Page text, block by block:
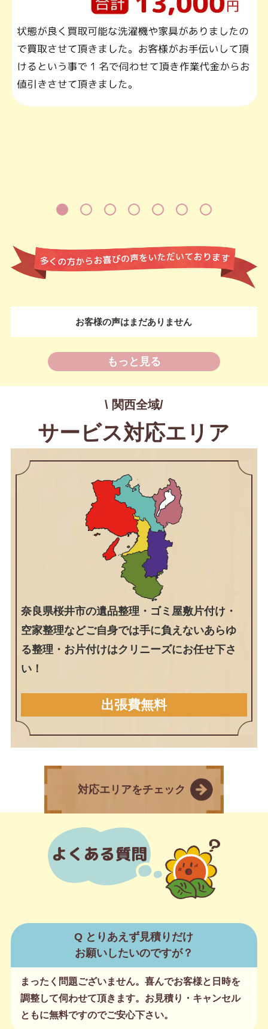
お客様の声はまだありません
もっと見る
\ 関西全域/
サービス対応エリア
奈良県桜井市の遺品整理・ゴミ屋敷片付け・
空家整理などご自身では手に負えないあらゆ
る整理・お片付けはクリニーズにお任せ下さ
い！
出張費無料
対応エリアをチェック
Q とりあえず見積りだけ
お願いしたいのですが？
まったく問題ございません。喜んでお客様と日時を
調整して伺わせて頂きます。お見積り・キャンセル
ともに無料ですのでご安心下さい。